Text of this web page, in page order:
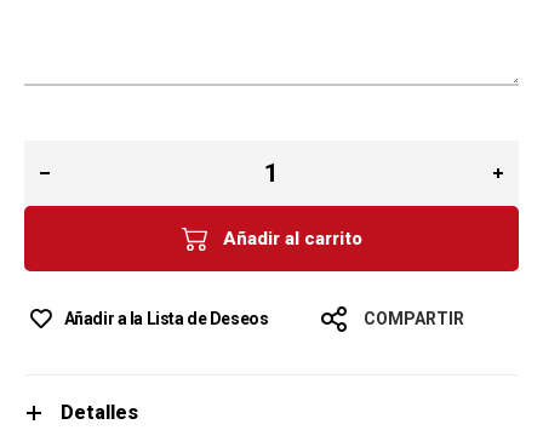
Añadir al carrito
Añadir a la Lista de Deseos COMPARTIR
Detalles